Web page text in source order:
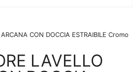
LAVELLO